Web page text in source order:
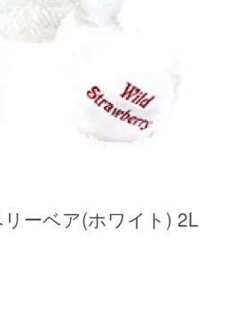
ーベア(ホワイト) 2L